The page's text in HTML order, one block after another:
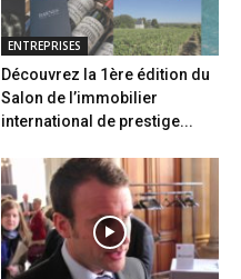
ENTREPRISES
Découvrez la 1ère édition du
Salon de l’immobilier
international de prestige...